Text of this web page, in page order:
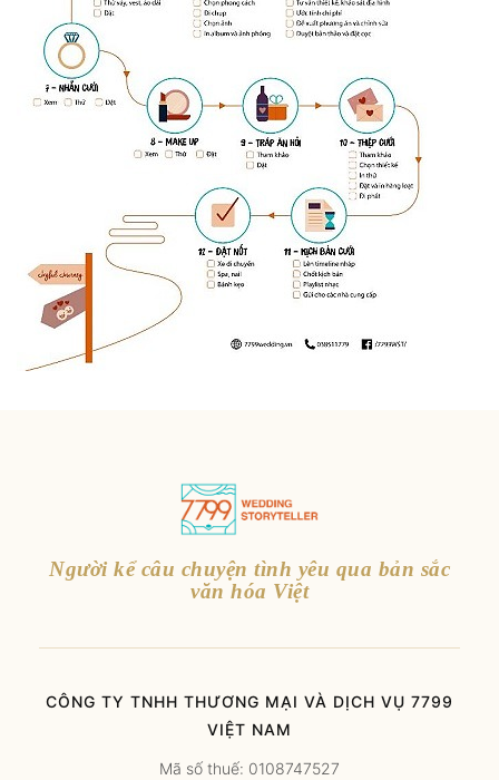
Người kể câu chuyện tình yêu qua bản sắc
văn hóa Việt
CÔNG TY TNHH THƯƠNG MẠI VÀ DỊCH VỤ 7799
VIỆT NAM
Mã số thuế: 0108747527